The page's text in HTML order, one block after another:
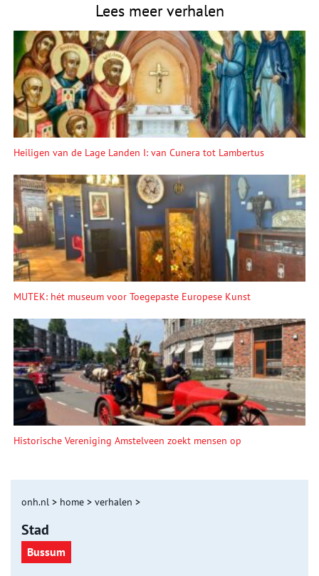
Lees meer verhalen
Heiligen van de Lage Landen I: van Cunera tot Lambertus
MUTEK: hét museum voor Toegepaste Europese Kunst
Historische Vereniging Amstelveen zoekt mensen op
onh.nl > home > verhalen >
Stad
Bussum